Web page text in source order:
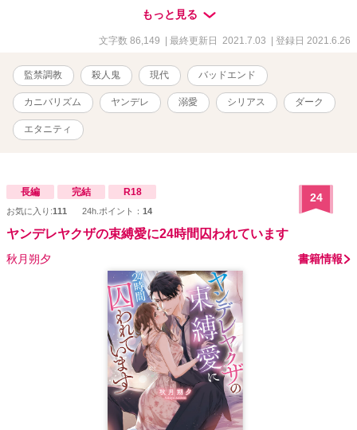
この場所から逃げ出すことを決意する。 私の中でただ恐怖の対象で
しかなかったユートの印象が、暫く一緒に過ごす中で人間性を垣間
見て徐々にいいものへと変化していく。だけど、同時に見せる彼の
を見せ始め、私自身もユートに好意を持ってしまい……。 私はこの
殺人鬼から本当に逃げ出し、生還することが出来るのか、それとも
―― ・当作品はストックホルム症候群、リマ症候群を題材にしてい
ます ・エロあり ・切断、グロシーンはなし（示唆する描写はあり)
・スカトロ表現あり ・甘々/溺愛 お読みいただきありがとうございま
す。 16話で完結です。 8話までは1時間ごとに投稿して、毎日1話投
もっと見る
文字数 86,149 | 最終更新日 2021.7.03 | 登録日 2021.6.26
監禁調教 殺人鬼 現代 バッドエンド
カニバリズム ヤンデレ 溺愛 シリアス ダーク
エタニティ
長編 完結 R18
お気に入り:111 24h.ポイント： 14
24
ヤンデレヤクザの束縛愛に24時間囚われています
秋月朔夕 書籍情報